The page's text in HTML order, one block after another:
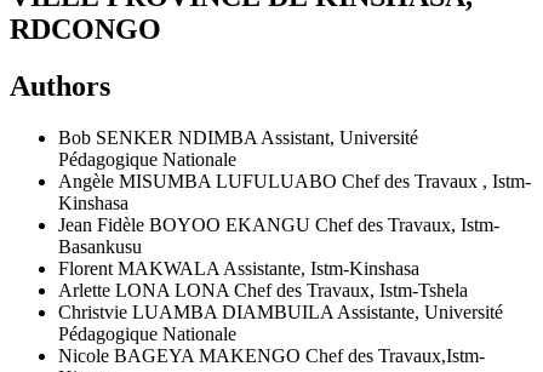
RDCONGO
Authors
Bob SENKER NDIMBA Assistant, Université
Pédagogique Nationale
Angèle MISUMBA LUFULUABO Chef des Travaux , Istm-
Kinshasa
Jean Fidèle BOYOO EKANGU Chef des Travaux, Istm-
Basankusu
Florent MAKWALA Assistante, Istm-Kinshasa
Arlette LONA LONA Chef des Travaux, Istm-Tshela
Christvie LUAMBA DIAMBUILA Assistante, Université
Pédagogique Nationale
Nicole BAGEYA MAKENGO Chef des Travaux,Istm-